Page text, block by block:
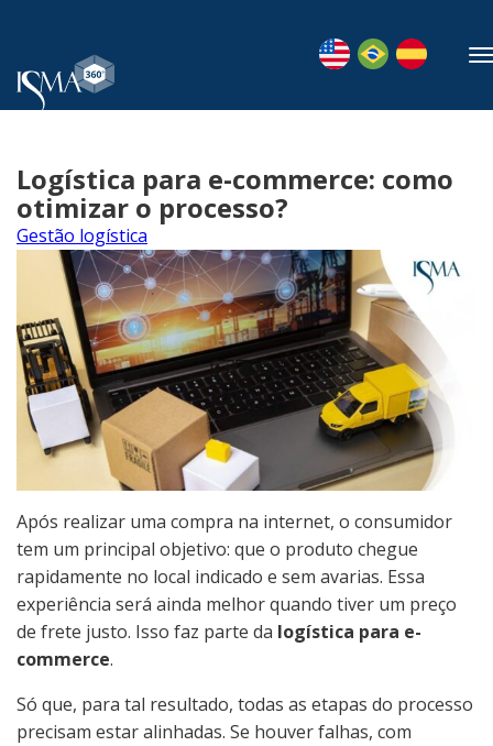
Logística para e-commerce: como
otimizar o processo?
Gestão logística
Após realizar uma compra na internet, o consumidor
tem um principal objetivo: que o produto chegue
rapidamente no local indicado e sem avarias. Essa
experiência será ainda melhor quando tiver um preço
de frete justo. Isso faz parte da logística para e-
commerce.
Só que, para tal resultado, todas as etapas do processo
precisam estar alinhadas. Se houver falhas, com